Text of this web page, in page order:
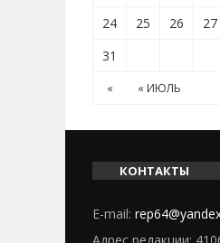
24
25 26 27
31
« « ИЮЛЬ
КОНТАКТЫ
E-mail: